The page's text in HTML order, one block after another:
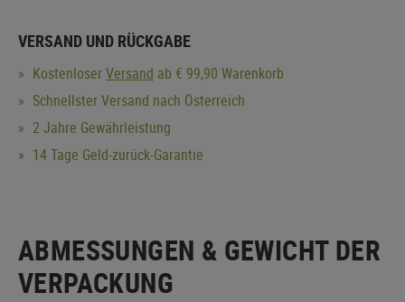
VERSAND UND RÜCKGABE
KostenloserVersand ab € 99,90 Warenkorb
Schnellster Versand nach Österreich
2 Jahre Gewährleistung
14 Tage Geld-zurück-Garantie
ABMESSUNGEN & GEWICHT DER
VERPACKUNG